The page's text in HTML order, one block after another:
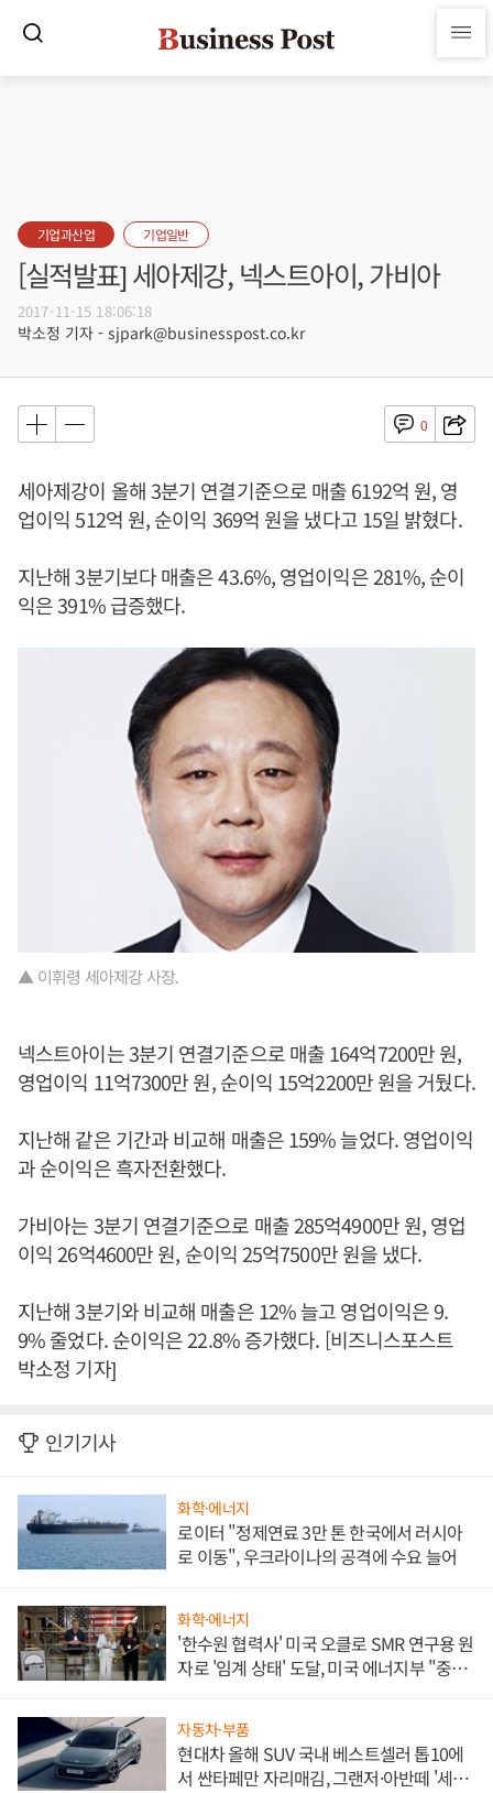
기업과산업 기업일반
[실적발표] 세아제강, 넥스트아이, 가비아
2017-11-15 18:06:18
박소정 기자 - sjpark@businesspost.co.kr
0
세아제강이 올해 3분기 연결기준으로 매출 6192억 원, 영
업이익 512억 원, 순이익 369억 원을 냈다고 15일 밝혔다.
지난해 3분기보다 매출은 43.6%, 영업이익은 281%, 순이
익은 391% 급증했다.
▲ 이휘령 세아제강 사장.
넥스트아이는 3분기 연결기준으로 매출 164억7200만 원,
영업이익 11억7300만 원, 순이익 15억2200만 원을 거뒀다.
지난해 같은 기간과 비교해 매출은 159% 늘었다. 영업이익
과 순이익은 흑자전환했다.
가비아는 3분기 연결기준으로 매출 285억4900만 원, 영업
이익 26억4600만 원, 순이익 25억7500만 원을 냈다.
지난해 3분기와 비교해 매출은 12% 늘고 영업이익은 9.
9% 줄었다. 순이익은 22.8% 증가했다. [비즈니스포스트
박소정 기자]
인기기사
화학·에너지
로이터 "정제연료 3만 톤 한국에서 러시아
로 이동", 우크라이나의 공격에 수요 늘어
화학·에너지
'한수원 협력사' 미국 오클로 SMR 연구용 원
자로 '임계 상태' 도달, 미국 에너지부 "중요
자동차·부품
현대차 올해 SUV 국내 베스트셀러 톱10에
서 싼타페만 자리매김, 그랜저·아반떼 '세단